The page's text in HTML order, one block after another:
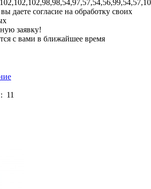
даете согласие на обработку своих
заявку!
с вами в ближайшее время
: 11